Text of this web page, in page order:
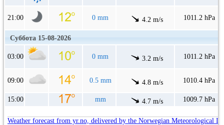
21:00 0 mm 4.2 m/s 1011.2 hPa
Суббота 15-08-2026
03:00 0 mm 3.2 m/s 1011.2 hPa
09:00 0.5 mm 4.8 m/s 1010.4 hPa
15:00 mm 4.7 m/s 1009.7 hPa
Weather forecast from yr.no, delivered by the Norwegian Meteorological